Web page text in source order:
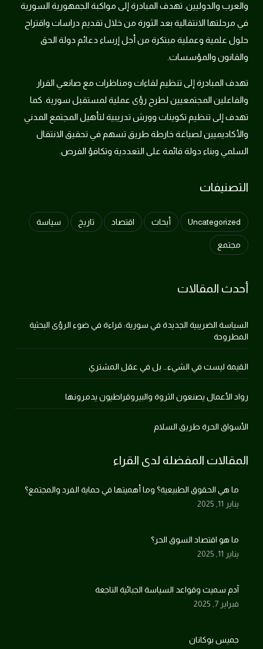
والعرب والدوليين. تهدف المبادرة إلى مواكبة الجمهورية السورية
في مرحلتها الانتقالية بعد الثورة من خلال تقديم دراسات واقتراح
حلول علمية وعملية مبتكرة من أجل إرساء دعائم دولة الحق
والقانون والمؤسسات.
تهدف المبادرة إلى تنظيم لقاءات ومناظرات مع صانعي القرار
والفاعلين المجتمعيين لطرح رؤى عملية لمستقبل سورية. كما
تهدف إلى تنظيم تكوينات وورش تدريبية لتأهيل المجتمع المدني
والأكاديميين لصياغة خارطة طريق تسهم في تحقيق الانتقال
السلمي وبناء دولة قائمة على التعددية وتكافؤ الفرص.
التصنيفات
Uncategorized أبحاث اقتصاد تاريخ سياسة
مجتمع
أحدث المقالات
السياسة الضريبية الجديدة في سورية: قراءة في ضوء الرؤى البحثية
المطروحة
القيمة ليست في الشيء… بل في عقل المشتري
رواد الأعمال يصنعون الثروة والبيروقراطيون يدمرونها
الأسواق الحرة طريق السلام
المقالات المفضلة لدى القراء
ما هي الحقوق الطبيعية؟ وما أهميتها في حماية الفرد والمجتمع؟
يناير 11, 2025
ما هو اقتصاد السوق الحر؟
يناير 11, 2025
آدم سميث وقواعد السياسة الجبائية الناجعة
فبراير 7, 2025
جميس بوكانان